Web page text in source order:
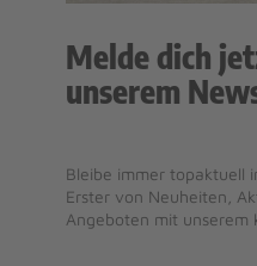
Melde dich
unserem
Bleibe immer topaktuell
Erster von Neuheiten,
Angeboten mit unserem